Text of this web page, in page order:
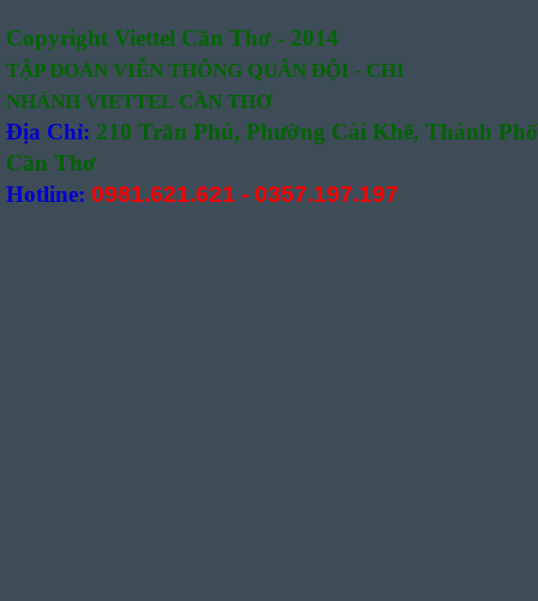
Copyright Viettel Cần Thơ - 2014
TẬP ĐOÀN VIỄN THÔNG QUÂN ĐỘI - CHI
NHÁNH VIETTEL CẦN THƠ
Địa Chỉ: 210 Trần Phú, Phường Cái Khế, Thành Phố
Cần Thơ
Hotline: 0981.621.621 - 0357.197.197